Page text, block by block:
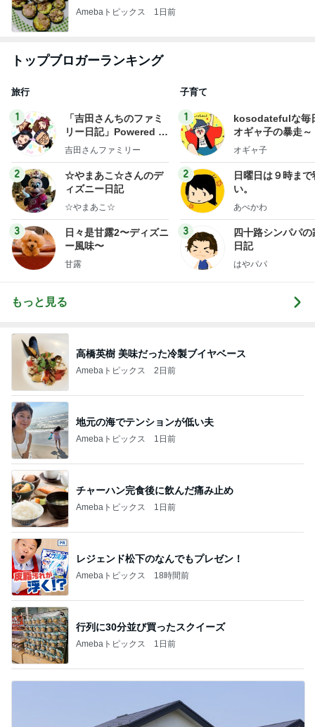
Amebaトピックス 1日前
トップブロガーランキング
旅行
1
「吉田さんちのファミ
リー日記」Powered b
y Ameba 吉田さんファ
ログ
吉田さんファミリー
2
☆やまあこ☆さんのデ
ィズニー日記
☆やまあこ☆
3
日々是甘露2〜ディズニ
ー風味〜
甘露
子育て
1
kosodatefulな毎
オギャ子の暴走～
オギャ子
2
日曜日は９時まで
い。
あべかわ
3
四十路シンパパの
日記
はやパパ
もっと見る
高橋英樹 美味だった冷製ブイヤベース
Amebaトピックス 2日前
地元の海でテンションが低い夫
Amebaトピックス 1日前
チャーハン完食後に飲んだ痛み止め
Amebaトピックス 1日前
レジェンド松下のなんでもプレゼン！
Amebaトピックス 18時間前
行列に30分並び買ったスクイーズ
Amebaトピックス 1日前